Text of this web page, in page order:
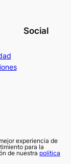
Social
experiencia de
para la
de nuestra política